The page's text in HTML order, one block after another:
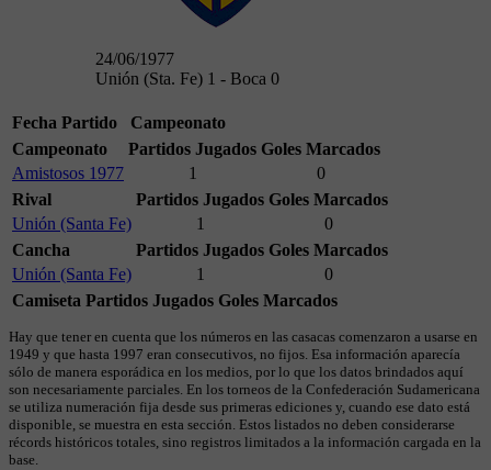
24/06/1977
Unión (Sta. Fe) 1 - Boca 0
Fecha Partido
Campeonato
Campeonato
Partidos Jugados Goles Marcados
Amistosos 1977
1
0
Rival
Partidos Jugados Goles Marcados
Unión (Santa Fe)
1
0
Cancha
Partidos Jugados Goles Marcados
Unión (Santa Fe)
1
0
Camiseta Partidos Jugados Goles Marcados
Hay que tener en cuenta que los números en las casacas comenzaron a usarse en
1949 y que hasta 1997 eran consecutivos, no fijos. Esa información aparecía
sólo de manera esporádica en los medios, por lo que los datos brindados aquí
son necesariamente parciales. En los torneos de la Confederación Sudamericana
se utiliza numeración fija desde sus primeras ediciones y, cuando ese dato está
disponible, se muestra en esta sección. Estos listados no deben considerarse
récords históricos totales, sino registros limitados a la información cargada en la
base.